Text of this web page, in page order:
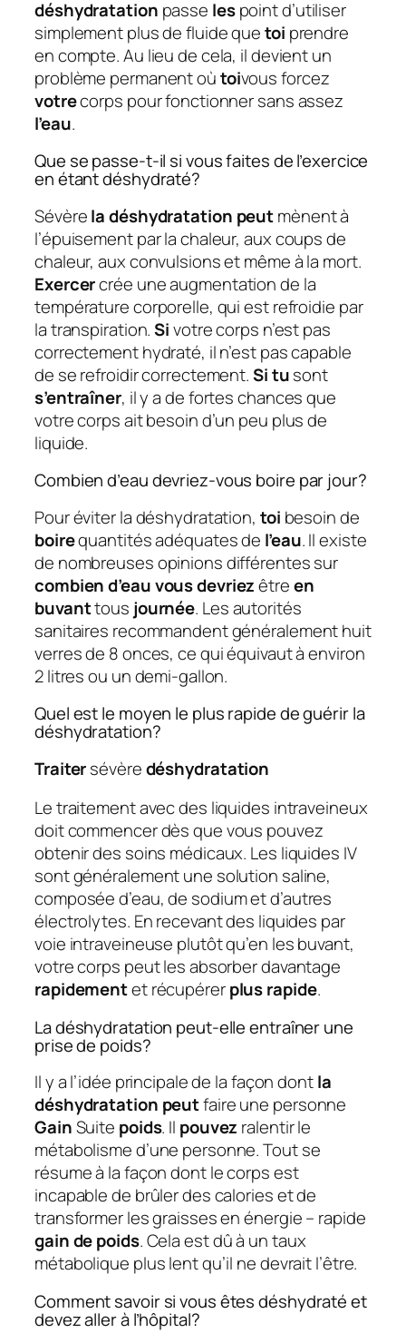
déshydratation passe lespoint d’utiliser
simplement plus de fluide quetoi prendre
en compte. Au lieu de cela, il devient un
problème permanent oùtoivous forcez
votrecorps pour fonctionner sans assez
l’eau.
Que se passe-t-il si vous faites de l’exercice
en étant déshydraté?
Sévèrela déshydratation peutmènent à
l’épuisement par la chaleur, aux coups de
chaleur, aux convulsions et même à la mort.
Exercercrée une augmentation de la
température corporelle, qui est refroidie par
la transpiration.Sivotre corps n’est pas
correctement hydraté, il n’est pas capable
de se refroidir correctement.Si tusont
s’entraîner, il y a de fortes chances que
votre corps ait besoin d’un peu plus de
liquide.
Combien d’eau devriez-vous boire par jour?
Pour éviter la déshydratation, toi besoin de
boirequantités adéquates de l’eau. Il existe
de nombreuses opinions différentes sur
combien d’eau vous devriezêtreen
buvanttous journée. Les autorités
sanitaires recommandent généralement huit
verres de 8 onces, ce qui équivaut à environ
2 litres ou un demi-gallon.
Quel est le moyen le plus rapide de guérir la
déshydratation?
Traitersévèredéshydratation
Le traitement avec des liquides intraveineux
doit commencer dès que vous pouvez
obtenir des soins médicaux. Les liquides IV
sont généralement une solution saline,
composée d’eau, de sodium et d’autres
électrolytes. En recevant des liquides par
voie intraveineuse plutôt qu’en les buvant,
votre corps peut les absorber davantage
rapidementet récupérerplus rapide.
La déshydratation peut-elle entraîner une
prise de poids?
Il y a l’idée principale de la façon dontla
déshydratation peutfaire une personne
GainSuite poids. Il pouvez ralentir le
métabolisme d’une personne. Tout se
résume à la façon dont le corps est
incapable de brûler des calories et de
transformer les graisses en énergie – rapide
gain de poids. Cela est dû à un taux
métabolique plus lent qu’il ne devrait l’être.
Comment savoir si vous êtes déshydraté et
devez aller à l’hôpital?